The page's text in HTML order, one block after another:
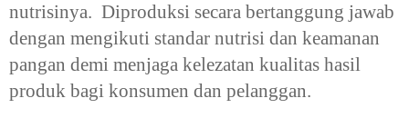
nutrisinya. Diproduksi secara bertanggung jawab
dengan mengikuti standar nutrisi dan keamanan
pangan demi menjaga kelezatan kualitas hasil
produk bagi konsumen dan pelanggan.